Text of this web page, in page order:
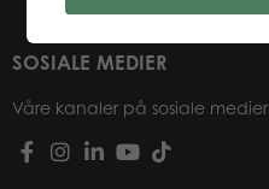
SOSIALE MEDIER
Våre kanaler på sosiale medier